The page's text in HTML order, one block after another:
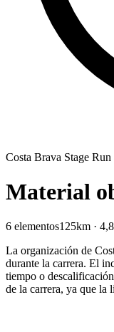
Costa Brava Stage Run
Material
6 elementos125km ·
La organización de
durante la carrera. El
tiempo o
de la carrera, ya que la